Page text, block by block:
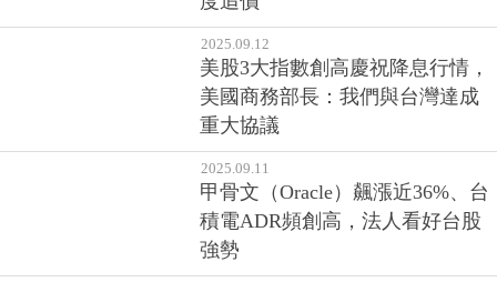
2025.09.12
美股3大指數創高慶祝降息行情，
美國商務部長：我們與台灣達成
重大協議
2025.09.11
甲骨文（Oracle）飆漲近36%、台
積電ADR頻創高，法人看好台股
強勢